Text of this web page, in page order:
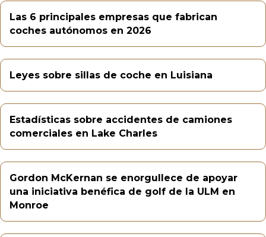
Las 6 principales empresas que fabrican
coches autónomos en 2026
Leyes sobre sillas de coche en Luisiana
Estadísticas sobre accidentes de camiones
comerciales en Lake Charles
Gordon McKernan se enorgullece de apoyar
una iniciativa benéfica de golf de la ULM en
Monroe